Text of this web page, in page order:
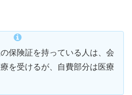
保険証を持っている人は、会
を受けるが、自費部分は医療